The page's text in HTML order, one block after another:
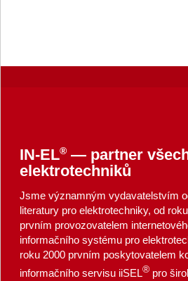
IN-EL®— partner
elektrotechniků
Jsme významným vydavatelstvím
literatury pro elektrotechniky, od
prvním provozovatelem
informačního systému pro
roku 2000 prvním poskytovatelem
informačního servisu iiSEL®pro